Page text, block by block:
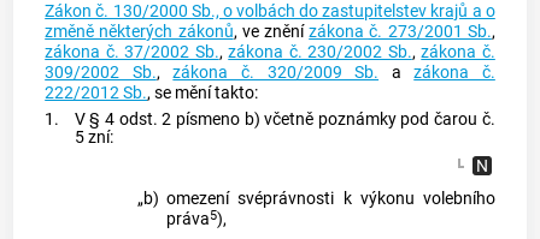
Zákon č. 130/2000 Sb., o volbách do zastupitelstev krajů a o
změně některých zákonů, ve zněnízákona č. 273/2001 Sb.,
zákona č. 37/2002 Sb.,zákona č. 230/2002 Sb.,zákona č.
309/2002 Sb.,zákona č. 320/2009 Sb. azákona č.
222/2012 Sb., se mění takto:
1.
V § 4 odst. 2 písmeno b) včetně poznámky pod čarou č.
5 zní:
„b) omezení svéprávnosti k výkonu volebního
práva5),